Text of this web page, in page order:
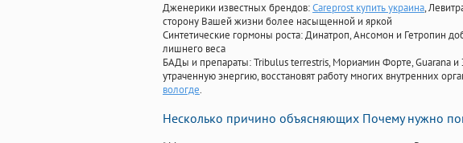
Дженерики известных брендов:Careprost купить украина,
сторону Вашей жизни более насыщенной и яркой
Синтетические гормоны роста: Динатроп, Ансомон и Гетропин
лишнего веса
БАДы и препараты:Tribulus terrestris, Мориамин Форте, Guarana и
утраченную энергию, восстановят работу многих внутренних
вологде.
Несколько причино объясняющих Почему нужно